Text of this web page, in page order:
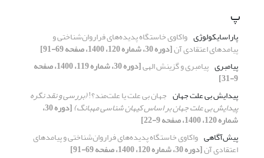
پ
پاراسایکولوژی واکاوی خاستگاه پدیده‌های فراروان‌شناختی و
پیامدهای اعتقادی آن[دوره 30، شماره 120، 1400، صفحه 69-91]
پیامبری پیامبری و گزینش الهی [دوره 30، شماره 119، 1400، صفحه
9-31]
پیدایش بی علت جهان جهان بی علت یا علت‌مند؟!(بررسی و نقد نگره
پیدایش بی ‎علت جهان بر اساس کیهان‎ شناسی مه‎بانگ) [دوره 30،
شماره 120، 1400، صفحه 9-22]
پیش‌آگاهی واکاوی خاستگاه پدیده‌های فراروان‌شناختی و پیامدهای
اعتقادی آن[دوره 30، شماره 120، 1400، صفحه 69-91]